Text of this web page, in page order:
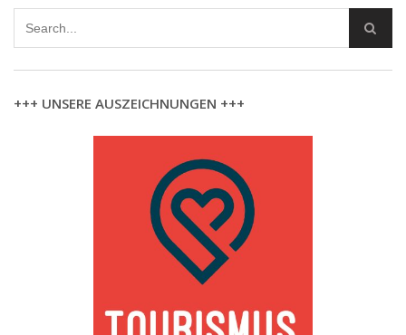
+++ UNSERE AUSZEICHNUNGEN +++